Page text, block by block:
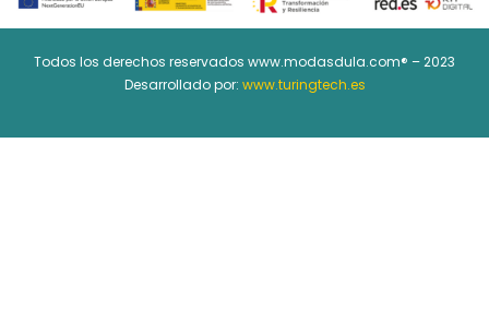
Todos los derechos reservados www.modasdula.com® – 2023
Desarrollado por: www.turingtech.es